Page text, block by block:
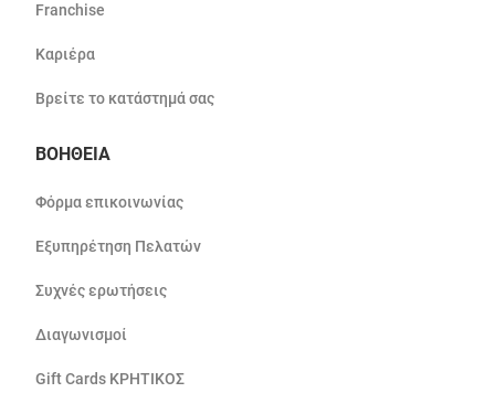
Franchise
Καριέρα
Βρείτε το κατάστημά σας
ΒΟΗΘΕΙΑ
Φόρμα επικοινωνίας
Εξυπηρέτηση Πελατών
Συχνές ερωτήσεις
Διαγωνισμοί
Gift Cards ΚΡΗΤΙΚΟΣ